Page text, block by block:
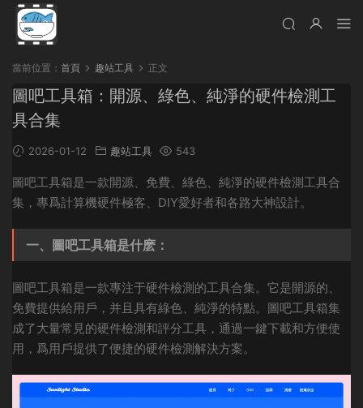
當前位置： 首頁 趣站工具 正文
圖吧工具箱：開源、綠色、純淨的硬件檢測工
具合集
2026-01-12 趣站工具 543
圖吧工具箱是一款開源、免費、綠色、純淨的硬件檢測工具合
集，專爲計算機硬件極客、DIY愛好者和各路大神設計。
一、圖吧工具箱是什麽：
圖吧工具箱是一款專注于硬件檢測的工具合集。它是開源的、
免費提供給用戶，并且具有綠色、純淨的特點。圖吧工具箱集
成了大量常見的硬件檢測和評分工具，通過一鍵下載和方便使
用，爲用戶提供了便捷的硬件檢測解決方案。